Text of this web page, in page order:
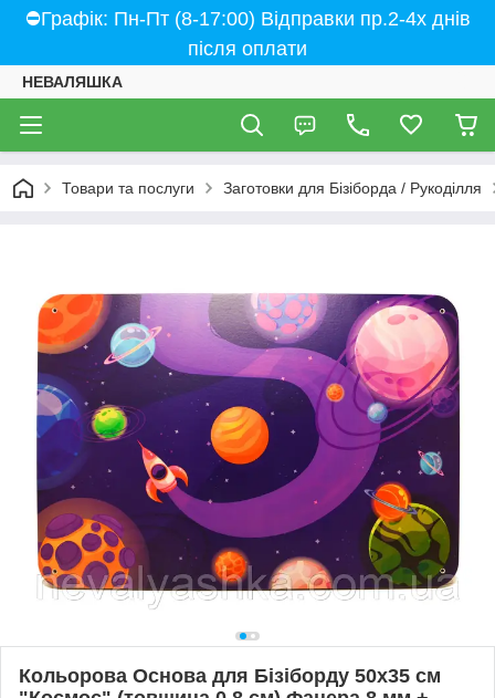
⛔Графік: Пн-Пт (8-17:00) Відправки пр.2-4х днів
після оплати
НЕВАЛЯШКА
Товари та послуги Заготовки для Бізіборда / Рукоділля
Кольорова Основа для Бізіборду 50х35 см